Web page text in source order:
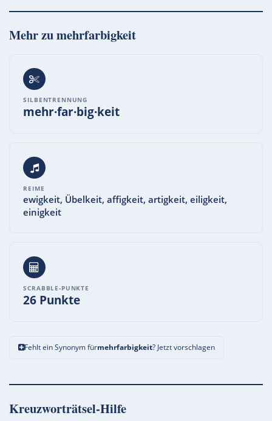
Mehr zumehrfarbigkeit
SILBENTRENNUNG
mehr·far·big·keit
REIME
ewigkeit, Übelkeit, affigkeit, artigkeit, eiligkeit,
einigkeit
SCRABBLE-PUNKTE
26 Punkte
Fehlt ein Synonym fürmehrfarbigkeit? Jetzt vorschlagen
Kreuzworträtsel-Hilfe